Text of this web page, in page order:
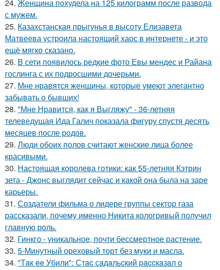
24. Женщина похудела на 125 килограмм после развода
с мужем.
25. Казахстанская прыгунья в высоту Елизавета
Матвеева устроила настоящий хаос в интернете - и это
ещё мягко сказано.
26. В сети появилось редкие фото Евы мендес и Райана
гослинга с их подросшими дочерьми.
27. Мне нравятся женщины, которые умеют элегантно
забывать о бывших!
28. "Мне Нравится, как я Выгляжу" - 36-летняя
телеведущая Ида Галич показала фигуру спустя десять
месяцев после родов.
29. Люди обоих полов считают женские лица более
красивыми.
30. Настоящая королева готики: как 55-летняя Кэтрин
зета - Джонс выглядит сейчас и какой она была на заре
карьеры.
31. Создатели фильма о лидере группы сектор газа
рассказали, почему именно Никита кологривый получил
главную роль.
32. Гинкго - уникальное, почти бессмертное растение.
33. 5-Минутный ореховый торт без муки и масла.
34. "Тaк ee Убили": Стac сaдaльcкий paccкaзaл o